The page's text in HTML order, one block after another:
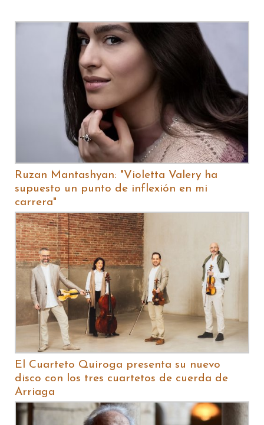
Ruzan Mantashyan: "Violetta Valery ha
supuesto un punto de inflexión en mi
carrera"
El Cuarteto Quiroga presenta su nuevo
disco con los tres cuartetos de cuerda de
Arriaga